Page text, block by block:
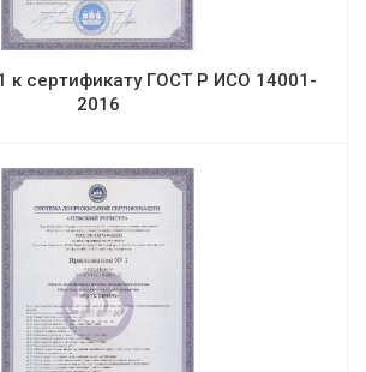
к сертификату ГОСТ Р ИСО 14001-
2016